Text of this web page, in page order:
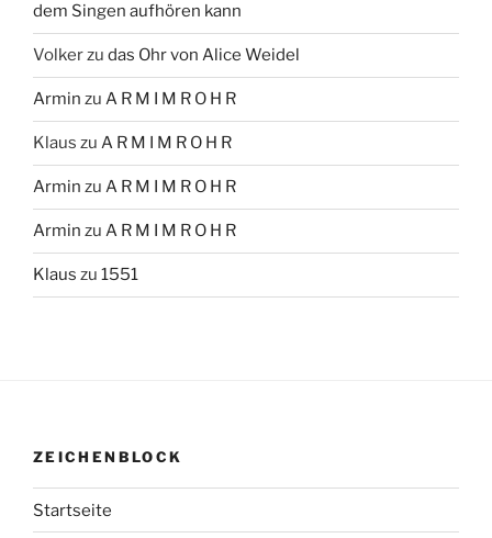
dem Singen aufhören kann
Volkerzu das Ohr von Alice Weidel
Armin zu A R M I M R O H R
Klaus zu A R M I M R O H R
Armin zu A R M I M R O H R
Armin zu A R M I M R O H R
Klaus zu 1551
ZEICHENBLOCK
Startseite